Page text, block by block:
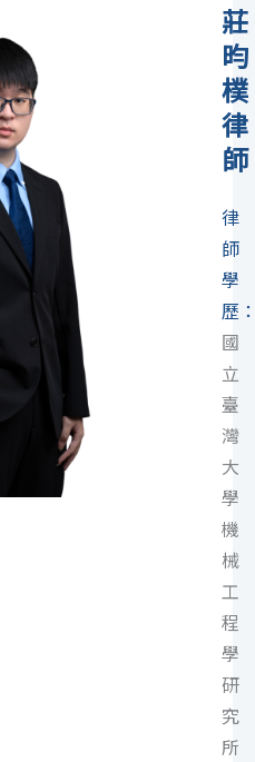
莊
昀
樸
律
師
律
師
學
歷
國
立
臺
灣
大
學
機
械
工
程
學
研
究
所